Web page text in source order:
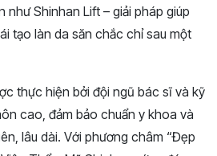
như Shinhan Lift – giải pháp giúp
tạo làn da săn chắc chỉ sau một
thực hiện bởi đội ngũ bác sĩ và kỹ
cao, đảm bảo chuẩn y khoa và
lâu dài. Với phương châm “Đẹp